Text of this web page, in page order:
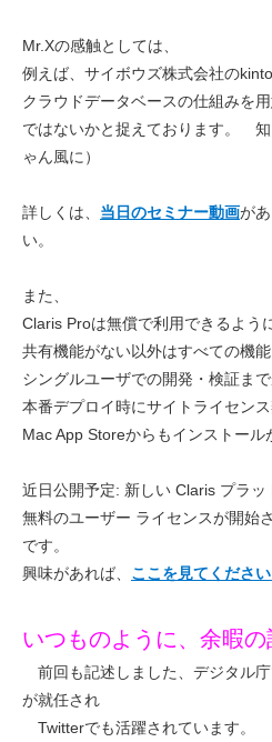
Mr.Xの感触としては、
例えば、 サイボウズ株式会社の
クラウドデータベースの仕組みを
ではないかと捉えております。
ゃん風に）
詳しくは、 当日のセミナー動画が
い。
また、
Claris Proは無償で利用できるよう
共有機能がない以外はすべての機能
シングルユーザでの開発・検証ま
本番デプロイ時にサイトライセン
Mac App Storeからもインストール
近日公開予定: 新しい Claris プラッ
無料のユーザー ライセンスが開始
です。
興味があれば、 ここを見てください
いつものように、余暇の
前回も記述しました、デジタル
が就任され
Twitterでも活躍されています。